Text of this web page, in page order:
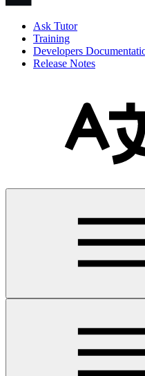
Ask Tutor
Training
Developers
Release Notes